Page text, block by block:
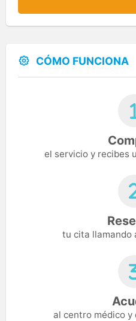
CÓMO FUNCIONA
el servicio y recibes
tu cita llamando
al centro médico